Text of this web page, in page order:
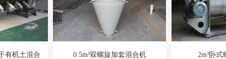
机土混合 0.5m³双螺旋加套混合机 2m³卧式